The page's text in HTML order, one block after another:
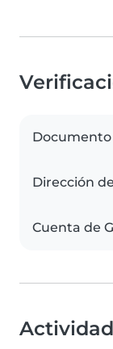
Dirección
Cuenta de
Actividad